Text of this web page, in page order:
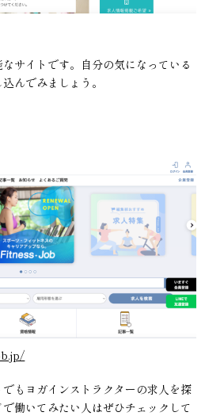
サイトです。自分の気になっている
んでみましょう。
もヨガインストラクターの求人を探
働いてみたい人はぜひチェックして